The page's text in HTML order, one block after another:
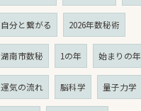
自分と繋がる 2026年数秘術
湖南市数秘 1の年 始まりの年
運気の流れ 脳科学 量子力学